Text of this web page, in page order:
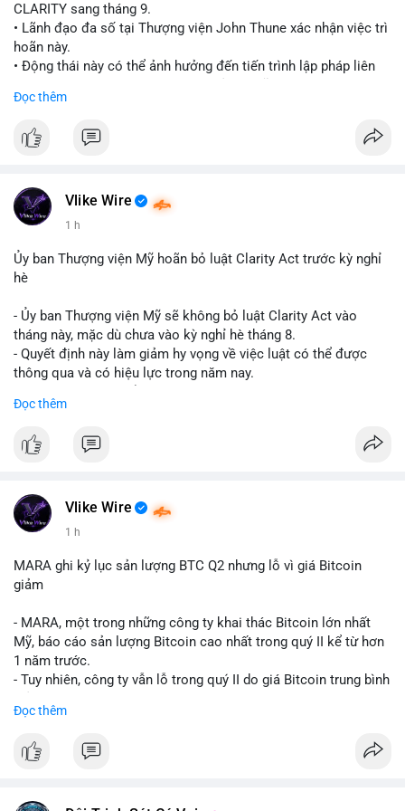
CLARITY sang tháng 9.
• Lãnh đạo đa số tại Thượng viện John Thune xác nhận việc trì
hoãn này.
• Động thái này có thể ảnh hưởng đến tiến trình lập pháp liên
📰 Nguồn: Cointelegraph
Đọc thêm
Vlike Wire
1 h
Ủy ban Thượng viện Mỹ hoãn bỏ luật Clarity Act trước kỳ nghỉ
hè
- Ủy ban Thượng viện Mỹ sẽ không bỏ luật Clarity Act vào
tháng này, mặc dù chưa vào kỳ nghỉ hè tháng 8.
- Quyết định này làm giảm hy vọng về việc luật có thể được
thông qua và có hiệu lực trong năm nay.
mục chứng chỉ cho tài sản số tại Mỹ.
và phát triển thị trường crypto tại Mỹ.
#vlikevn #titanbot
📰 Nguồn: CoinDesk
Đọc thêm
Vlike Wire
1 h
MARA ghi kỷ lục sản lượng BTC Q2 nhưng lỗ vì giá Bitcoin
giảm
- MARA, một trong những công ty khai thác Bitcoin lớn nhất
Mỹ, báo cáo sản lượng Bitcoin cao nhất trong quý II kể từ hơn
1 năm trước.
- Tuy nhiên, công ty vẫn lỗ trong quý II do giá Bitcoin trung bình
- Sự tăng sản lượng không đủ bù đắp cho sự suy giảm giá trị
Đọc thêm